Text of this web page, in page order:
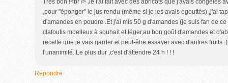
Très bon !<br /> Je l'ai fait avec des abricots que j'avais congelés
,pour "éponger" le jus rendu (même si je les avais égouttés) ,j'ai
d'amandes en poudre .Et j'ai mis 50 g d'amandes (je suis fan de ce
clafoutis moelleux à souhait et léger,au bon goût d'amandes et
recette que je vais garder et peut-être essayer avec d'autres fruits
l'unanimité. Le plus dur ,c'est d'attendre 24 h ! ! !
Répondre